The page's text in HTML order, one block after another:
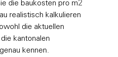
die baukosten pro m2
realistisch kalkulieren
die aktuellen
kantonalen
kennen.